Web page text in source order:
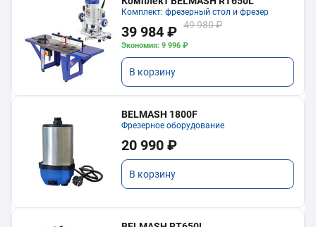
Комплект: фрезерный стол и фрезер
39 984 ₽ 49 980 ₽
Экономия: 9 996 ₽
В корзину
BELMASH 1800F
Фрезерное оборудование
20 990 ₽
В корзину